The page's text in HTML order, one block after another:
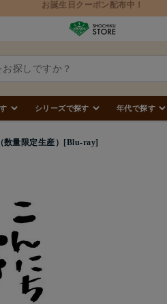
シリーズで探す 年代で探す
数量限定生産）[Blu-ray]